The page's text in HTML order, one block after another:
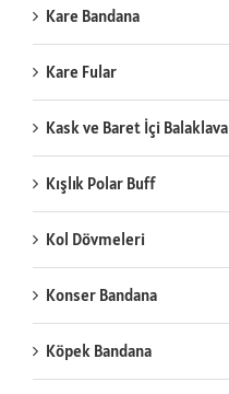
Kare Bandana
Kare Fular
Kask ve Baret İçi Balaklava
Kışlık Polar Buff
Kol Dövmeleri
Konser Bandana
Köpek Bandana